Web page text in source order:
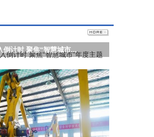
倒计时 聚焦“智慧城市...